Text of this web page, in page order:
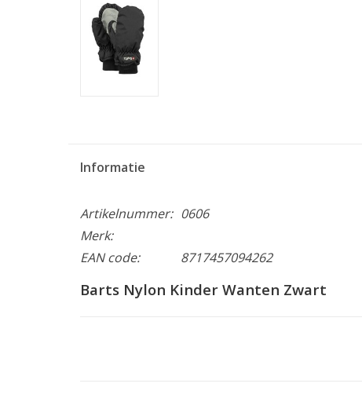
Informatie
Artikelnummer: 0606
Merk:
EAN code:
8717457094262
Barts Nylon Kinder Wanten Zwart